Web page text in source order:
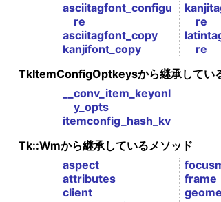
asciitagfont_configu
re
asciitagfont_copy
kanjifont_copy
re
re
TkItemConfigOptkeysから継承してい
__conv_item_keyonl
y_opts
itemconfig_hash_kv
Tk::Wmから継承しているメソッド
aspect
attributes
client
frame